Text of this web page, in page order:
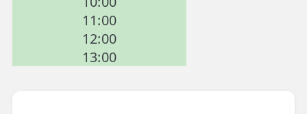
11:00
12:00
13:00